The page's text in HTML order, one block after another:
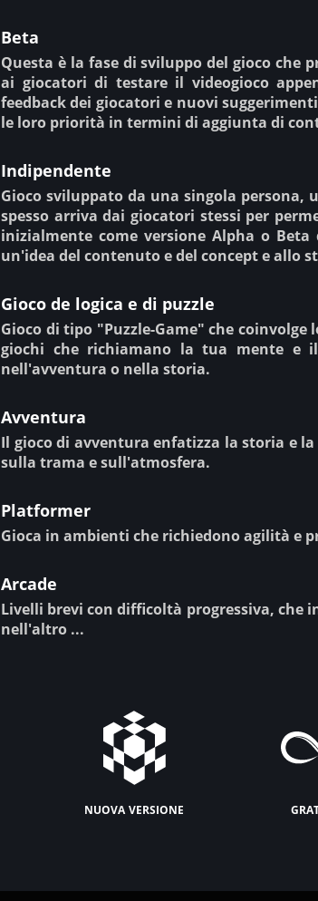
Beta
Questa è la fase di sviluppo del gioco che
ai giocatori di testare il videogioco
feedback dei giocatori e nuovi
le loro priorità in termini di aggiunta di
Indipendente
Gioco sviluppato da una singola
spesso arriva dai giocatori stessi per
inizialmente come versione Alpha o
un'idea del contenuto e del concept e allo
Gioco de logica e di puzzle
Gioco di tipo "Puzzle-Game" che
giochi che richiamano la tua mente e
nell'avventura o nella storia.
Avventura
Il gioco di avventura enfatizza la storia e
sulla trama e sull'atmosfera.
Platformer
Gioca in ambienti che richiedono agilità e
Arcade
Livelli brevi con difficoltà progressiva,
nell'altro ...
nuova versione